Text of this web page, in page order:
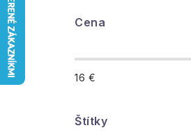
Cena
16 €
Štítky